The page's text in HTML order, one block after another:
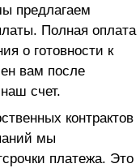
предлагаем
Полная оплата
о готовности к
вам после
счет.
контрактов
мы
платежа. Это